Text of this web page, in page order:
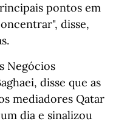
pontos em
disse,
Negócios
disse que as
mediadores Qatar
dia e sinalizou